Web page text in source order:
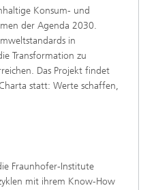
Konsum- und
der Agenda 2030.
in
Transformation zu
Das Projekt findet
statt: Werte schaffen,
Fraunhofer-Institute
mit ihrem Know-How